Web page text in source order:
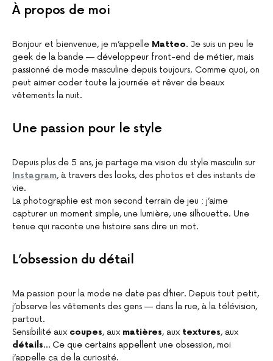
À propos de moi
Bonjour et bienvenue, je m’appelle Matteo. Je suis un peu le
geek de la bande — développeur front-end de métier, mais
passionné de mode masculine depuis toujours. Comme quoi, on
peut aimer coder toute la journée et rêver de beaux
vêtements la nuit.
Une passion pour le style
Depuis plus de 5 ans, je partage ma vision du style masculin sur
Instagram, à travers des looks, des photos et des instants de
vie.
La photographie est mon second terrain de jeu : j’aime
capturer un moment simple, une lumière, une silhouette. Une
tenue qui raconte une histoire sans dire un mot.
L’obsession du détail
Ma passion pour la mode ne date pas d’hier. Depuis tout petit,
j’observe les vêtements des gens — dans la rue, à la télévision,
partout.
Sensibilité aux coupes, aux matières, aux textures, aux
détails… Ce que certains appellent une obsession, moi
j’appelle ça de la curiosité.